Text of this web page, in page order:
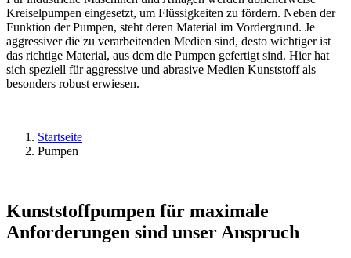
Kreiselpumpen eingesetzt, um Flüssigkeiten zu fördern. Neben der
Funktion der Pumpen, steht deren Material im Vordergrund. Je
aggressiver die zu verarbeitenden Medien sind, desto wichtiger ist
das richtige Material, aus dem die Pumpen gefertigt sind. Hier hat
sich speziell für aggressive und abrasive Medien Kunststoff als
besonders robust erwiesen.
Startseite
Pumpen
Kunststoffpumpen für maximale
Anforderungen sind unser Anspruch